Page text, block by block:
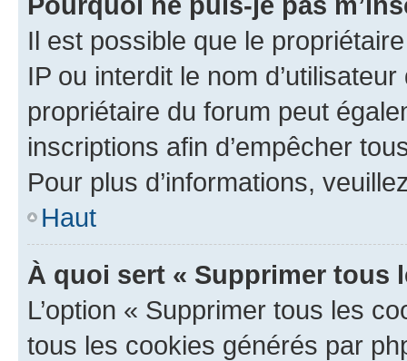
Il est possible que le
IP ou interdit le nom
propriétaire du forum peut
inscriptions afin d’empêcher
Pour plus d’informations,
Haut
À quoi sert « Supprimer tous
L’option « Supprimer tous les
tous les cookies générés par